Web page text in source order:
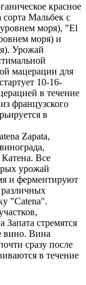
красное
сорта Мальбек с
моря), "El
моря) и
Урожай
мацерации для
10-16-
в течение
французского
в
Zapata,
Все
урожай
и ферментируют
"Catena".
стремятся
вино. Вина
сразу после
в течение